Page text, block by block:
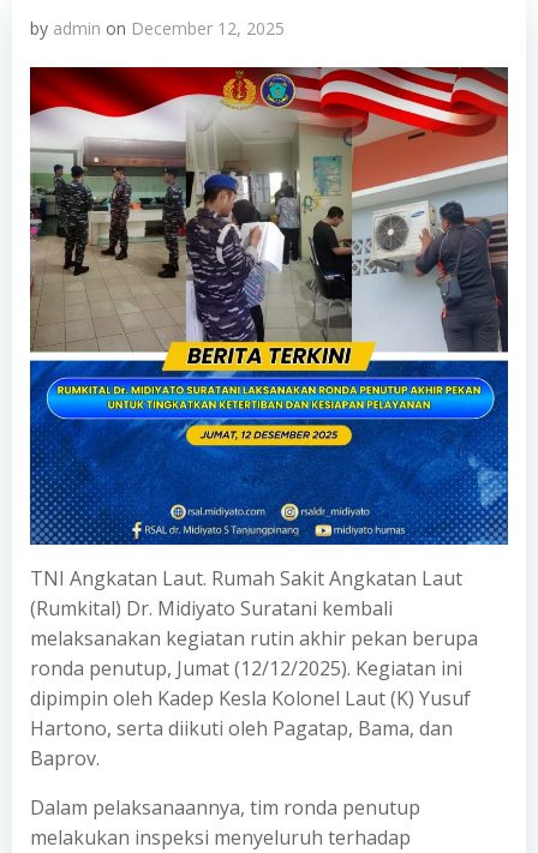
by admin on December 12, 2025
TNI Angkatan Laut. Rumah Sakit Angkatan Laut
(Rumkital) Dr. Midiyato Suratani kembali
melaksanakan kegiatan rutin akhir pekan berupa
ronda penutup, Jumat (12/12/2025). Kegiatan ini
dipimpin oleh Kadep Kesla Kolonel Laut (K) Yusuf
Hartono, serta diikuti oleh Pagatap, Bama, dan
Baprov.
Dalam pelaksanaannya, tim ronda penutup
melakukan inspeksi menyeluruh terhadap